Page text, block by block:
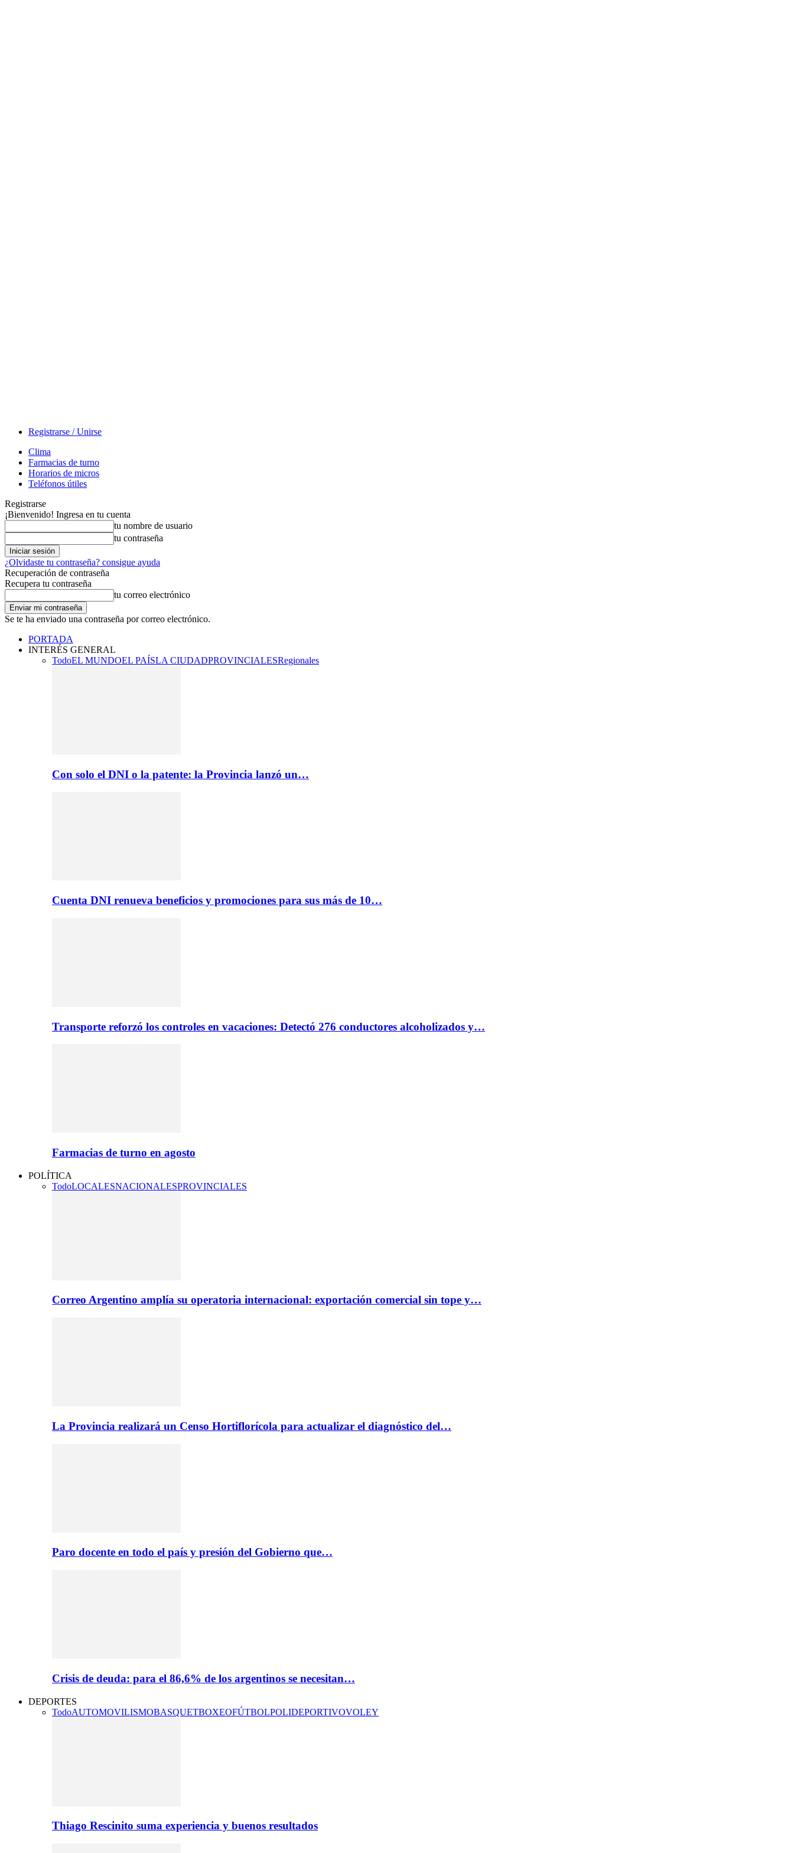
Registrarse / Unirse
Clima
Farmacias de turno
Horarios de micros
Teléfonos útiles
Registrarse
¡Bienvenido! Ingresa en tu cuenta
tu nombre de usuario
tu contraseña
¿Olvidaste tu contraseña? consigue ayuda
Recuperación de contraseña
Recupera tu contraseña
tu correo electrónico
Se te ha enviado una contraseña por correo electrónico.
PORTADA
INTERÉS GENERAL
TodoEL MUNDOEL PAÍSLA CIUDADPROVINCIALESRegionales
Con solo el DNI o la patente: la Provincia lanzó un…
Cuenta DNI renueva beneficios y promociones para sus más de 10…
Transporte reforzó los controles en vacaciones: Detectó 276 conductores alcoholizados y…
Farmacias de turno en agosto
POLÍTICA
TodoLOCALESNACIONALESPROVINCIALES
Correo Argentino amplía su operatoria internacional: exportación comercial sin tope y…
La Provincia realizará un Censo Hortiflorícola para actualizar el diagnóstico del…
Paro docente en todo el país y presión del Gobierno que…
Crisis de deuda: para el 86,6% de los argentinos se necesitan…
DEPORTES
TodoAUTOMOVILISMOBASQUETBOXEOFÚTBOLPOLIDEPORTIVOVOLEY
Thiago Rescinito suma experiencia y buenos resultados